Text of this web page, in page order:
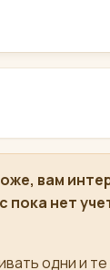
вам
пока нет
одни и